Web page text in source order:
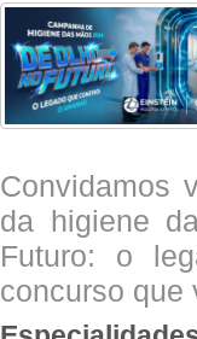
Convidamos
da higiene
Futuro: o
concurso que